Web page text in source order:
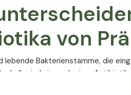
von
lebende Bakterienstämme, die
sind sie nach einer